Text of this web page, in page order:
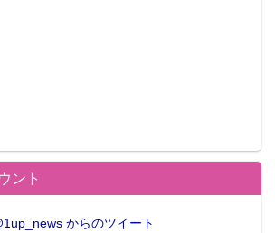
ント
からのツイート